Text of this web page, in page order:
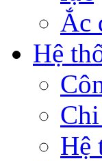
Ắc
Hệ
Hệ